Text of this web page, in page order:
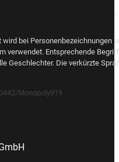
bei Personenbezeichnungen
verwendet. Entsprechende
Geschlechter. Die verkürzte
Monopoly919